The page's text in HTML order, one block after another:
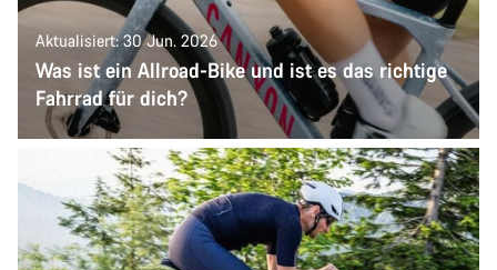
Aktualisiert: 30 Jun. 2026
Was ist ein Allroad-Bike und ist es das richtige
Fahrrad für dich?